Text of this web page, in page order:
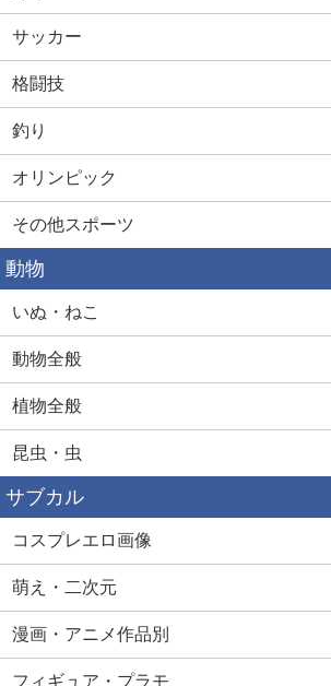
サッカー
格闘技
釣り
オリンピック
その他スポーツ
動物
いぬ・ねこ
動物全般
植物全般
昆虫・虫
サブカル
コスプレエロ画像
萌え・二次元
漫画・アニメ作品別
フィギュア・プラモ